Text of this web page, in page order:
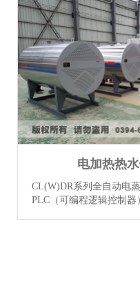
电加热热
CL(W)DR系列全自动电
PLC（可编程逻辑控制器